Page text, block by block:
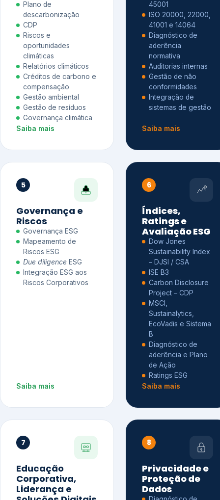
Plano de
descarbonização
CDP
Riscos e
oportunidades
climáticas
Relatórios climáticos
Créditos de carbono e
compensação
Gestão ambiental
Gestão de resíduos
Governança climática
Saiba mais
45001
ISO 20000, 22000,
41001 e 14064
Diagnóstico de
aderência
normativa
Auditorias internas
Gestão de não
conformidades
Integração de
sistemas de gestão
Saiba mais
5
Governança e
Riscos
Governança ESG
Mapeamento de
Riscos ESG
Due diligence ESG
Integração ESG aos
Riscos Corporativos
Saiba mais
6
Índices,
Ratings e
Avaliação ESG
Dow Jones
Sustainability Index
– DJSI / CSA
ISE B3
Carbon Disclosure
Project – CDP
MSCI,
Sustainalytics,
EcoVadis e Sistema
B
Diagnóstico de
aderência e Plano
de Ação
Ratings ESG
Saiba mais
7
Educação
Corporativa,
Liderança e
8
Privacidade e
Proteção de
Dados